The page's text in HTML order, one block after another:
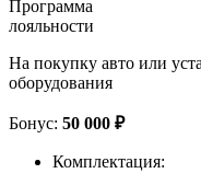
Программа
лояльности
На покупку авто или
оборудования
Бонус: 50 000 ₽
Комплектация: